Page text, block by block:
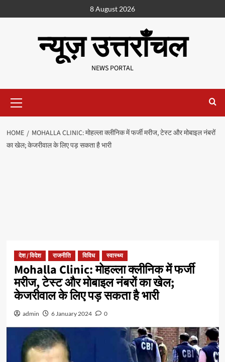
8 August 2026
न्यूज़ उत्तराँचल
NEWS PORTAL
HOME
MOHALLA CLINIC: मोहल्ला क्लीनिक में फर्जी मरीज, टेस्ट और मोबाइल नंबरों
का खेल; केजरीवाल के लिए पड़ सकता है भारी
देश / विदेश राजनीति विविध स्वास्थ्य
Mohalla Clinic: मोहल्ला क्लीनिक में फर्जी
मरीज, टेस्ट और मोबाइल नंबरों का खेल;
केजरीवाल के लिए पड़ सकता है भारी
admin 6 January 2024 0